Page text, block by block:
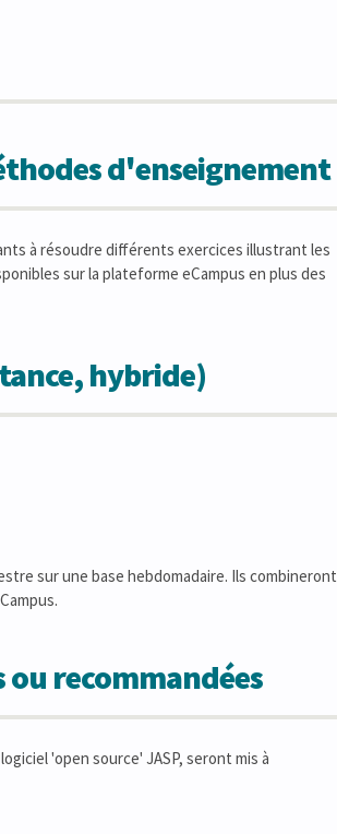
d'enseignement
à résoudre différents exercices illustrant les
sur la plateforme eCampus en plus des
hybride)
sur une base hebdomadaire. Ils combineront
recommandées
'open source' JASP, seront mis à